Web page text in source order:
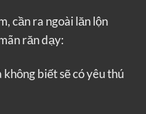
cần ra ngoài lăn lộn
răn dạy:
biết sẽ có yêu thú